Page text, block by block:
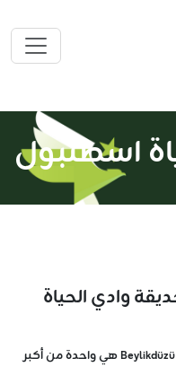
اسطنبول
وادي الحياة
حديقة وادي الحياة اسطنبول Beylikdüzü Yaşam Vadisi هي واحدة من أكبر